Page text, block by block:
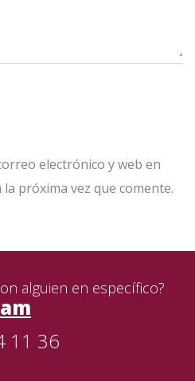
electrónico y web en
próxima vez que comente.
alguien en específico?
11 36